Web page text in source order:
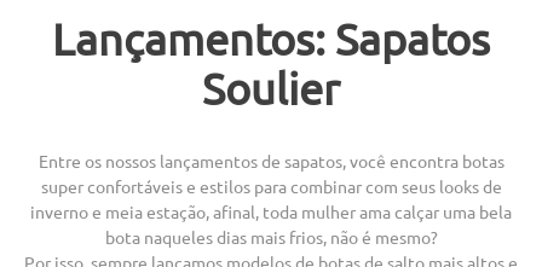
Lançamentos: Sapatos
Soulier
Entre os nossos lançamentos de sapatos, você encontra botas
super confortáveis e estilos para combinar com seus looks de
inverno e meia estação, afinal, toda mulher ama calçar uma bela
bota naqueles dias mais frios, não é mesmo?
Por isso, sempre lançamos modelos de botas de salto mais altos e